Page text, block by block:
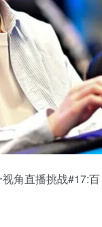
角直播挑战#17:百